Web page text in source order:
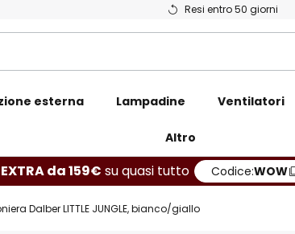
Resi entro 50 giorni
esterna Lampadine Ventilatori
Altro
da 159€ su quasi tutto Codice:WOW
Dalber LITTLE JUNGLE, bianco/giallo